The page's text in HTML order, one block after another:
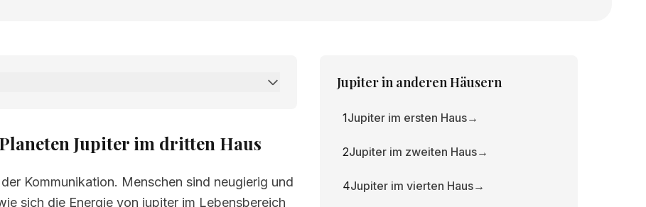
Jupiter im dritten Haus
Kommunikation. Menschen sind neugierig und
sich die Energie von jupiter im Lebensbereich
Jupiterin anderen Häusern
1Jupiter im ersten Haus→
2Jupiter im zweiten Haus→
4Jupiter im vierten Haus→